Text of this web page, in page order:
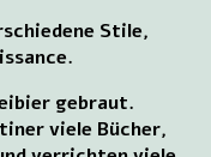
Stile,
gebraut.
viele Bücher,